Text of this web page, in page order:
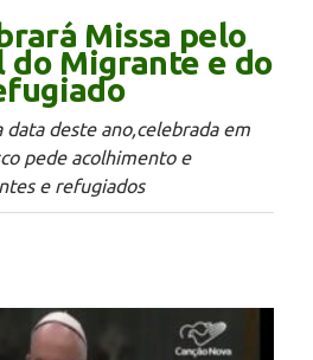
Missa pelo
do Migrante e do
data deste ano,celebrada em
pede acolhimento e
e refugiados